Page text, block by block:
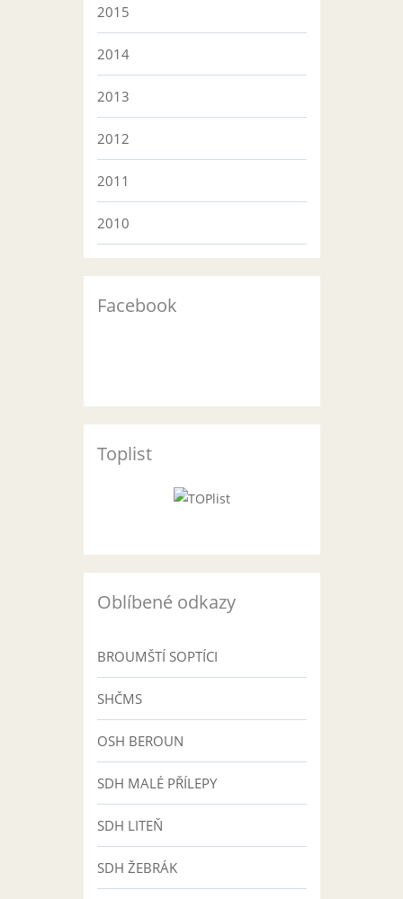
2015
2014
2013
2012
2011
2010
Facebook
Toplist
Oblíbené odkazy
BROUMŠTÍ SOPTÍCI
SHČMS
OSH BEROUN
SDH MALÉ PŘÍLEPY
SDH LITEŇ
SDH ŽEBRÁK